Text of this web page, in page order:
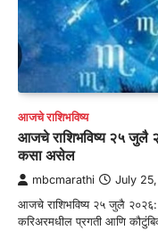
आजचे राशिभविष्य
आजचे राशिभविष्य २५ जुलै
कसा असेल
mbcmarathi July
आजचे राशिभविष्य २५ जुलै २०२६:
करिअरमधील प्रगती आणि